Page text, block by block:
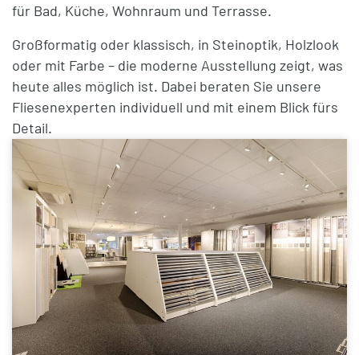
für Bad, Küche, Wohnraum und Terrasse.
Großformatig oder klassisch, in Steinoptik, Holzlook
oder mit Farbe – die moderne Ausstellung zeigt, was
heute alles möglich ist. Dabei beraten Sie unsere
Fliesenexperten individuell und mit einem Blick fürs
Detail.